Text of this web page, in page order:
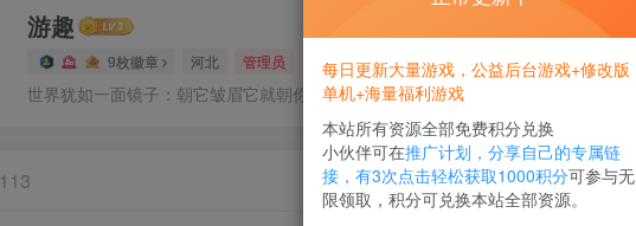
游趣
9枚徽章 河北 管理员
世界犹如一面镜子：朝它皱眉它就朝你皱眉，朝它微笑它也吵你微笑
113
每日更新大量游戏，公益后台游戏+修改版
单机+海量福利游戏
本站所有资源全部免费积分兑换
小伙伴可在推广计划，分享自己的专属链
接，有3次点击轻松获取1000积分可参与无
限领取，积分可兑换本站全部资源。